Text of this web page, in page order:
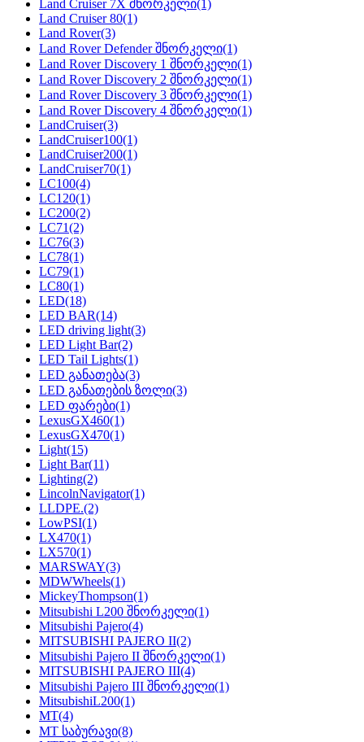
Land Cruiser 7X შნორკელი(1)
Land Cruiser 80(1)
Land Rover(3)
Land Rover Defender შნორკელი(1)
Land Rover Discovery 1 შნორკელი(1)
Land Rover Discovery 2 შნორკელი(1)
Land Rover Discovery 3 შნორკელი(1)
Land Rover Discovery 4 შნორკელი(1)
LandCruiser(3)
LandCruiser100(1)
LandCruiser200(1)
LandCruiser70(1)
LC100(4)
LC120(1)
LC200(2)
LC71(2)
LC76(3)
LC78(1)
LC79(1)
LC80(1)
LED(18)
LED BAR(14)
LED driving light(3)
LED Light Bar(2)
LED Tail Lights(1)
LED განათება(3)
LED განათების ზოლი(3)
LED ფარები(1)
LexusGX460(1)
LexusGX470(1)
Light(15)
Light Bar(11)
Lighting(2)
LincolnNavigator(1)
LLDPE.(2)
LowPSI(1)
LX470(1)
LX570(1)
MARSWAY(3)
MDWWheels(1)
MickeyThompson(1)
Mitsubishi L200 შნორკელი(1)
Mitsubishi Pajero(4)
MITSUBISHI PAJERO II(2)
Mitsubishi Pajero II შნორკელი(1)
MITSUBISHI PAJERO III(4)
Mitsubishi Pajero III შნორკელი(1)
MitsubishiL200(1)
MT(4)
MT საბურავი(8)